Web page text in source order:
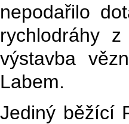
nepodařilo
rychlodráhy
výstavba
Labem.
Jediný běžící